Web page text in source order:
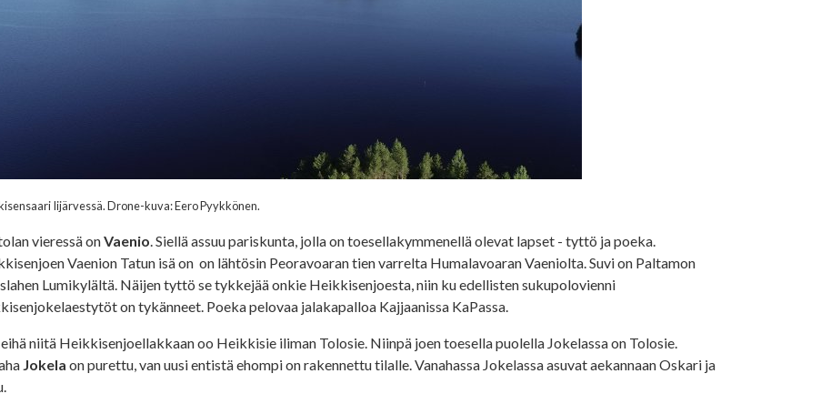
Iijärvessä. Drone-kuva: Eero Pyykkönen.
vieressä onVaenio. Siellä assuu pariskunta, jolla on toesellakymmenellä olevat lapset - tyttö ja poeka.
Vaenion Tatun isä on on lähtösin Peoravoaran tien varrelta Humalavoaran Vaeniolta. Suvi on Paltamon
Lumikylältä. Näijen tyttö se tykkejää onkie Heikkisenjoesta, niin ku edellisten sukupolovienni
on tykänneet. Poeka pelovaa jalakapalloa Kajjaanissa KaPassa.
niitä Heikkisenjoellakkaan oo Heikkisie iliman Tolosie. Niinpä joen toesella puolella Jokelassa on Tolosie.
Jokela on purettu, van uusi entistä ehompi on rakennettu tilalle. Vanahassa Jokelassa asuvat aekannaan Oskari ja